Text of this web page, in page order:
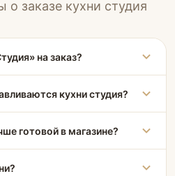
заказе кухни студия
на заказ?
кухни студия?
готовой в магазине?